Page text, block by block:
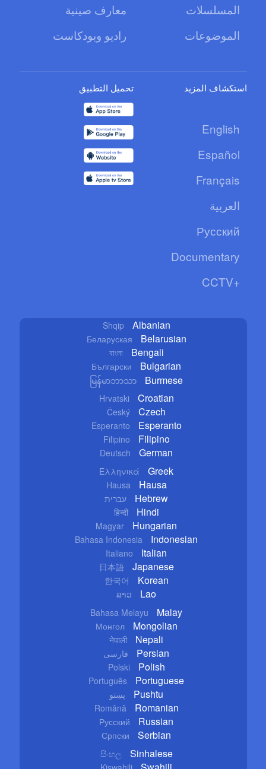
المسلسلات
معارف صينية
الموضوعات
راديو وبودكاست
استكشاف المزيد
English
Español
Français
العربية
Русский
Documentary
CCTV+
تحميل التطبيق
Shqip Albanian
Беларуская Belarusian
বাংলা Bengali
Български Bulgarian
မြန်မာဘာသာ Burmese
Hrvatski Croatian
Český Czech
Esperanto Esperanto
Filipino Filipino
Deutsch German
Ελληνικά Greek
Hausa Hausa
עברית Hebrew
हिन्दी Hindi
Magyar Hungarian
Bahasa Indonesia Indonesian
Italiano Italian
日本語 Japanese
한국어 Korean
ລາວ Lao
Bahasa Melayu Malay
Монгол Mongolian
नेपाली Nepali
فارسی Persian
Polski Polish
Português Portuguese
پښتو Pushtu
Română Romanian
Русский Russian
Српски Serbian
සිංහල Sinhalese